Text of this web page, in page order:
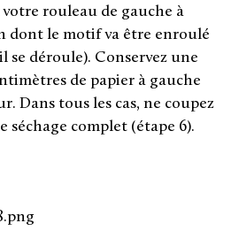
rouleau de gauche à
dont le motif va être enroulé
se déroule). Conservez une
de papier à gauche
Dans tous les cas, ne coupez
séchage complet (étape 6).